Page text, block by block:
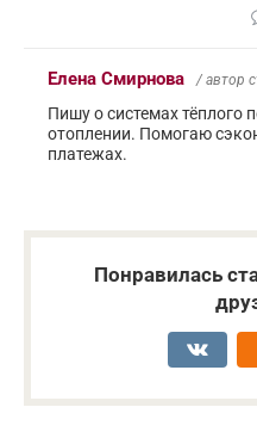
Елена Смирнова / автор
Пишу о системах тёплого
отоплении. Помогаю
платежах.
Понравилась